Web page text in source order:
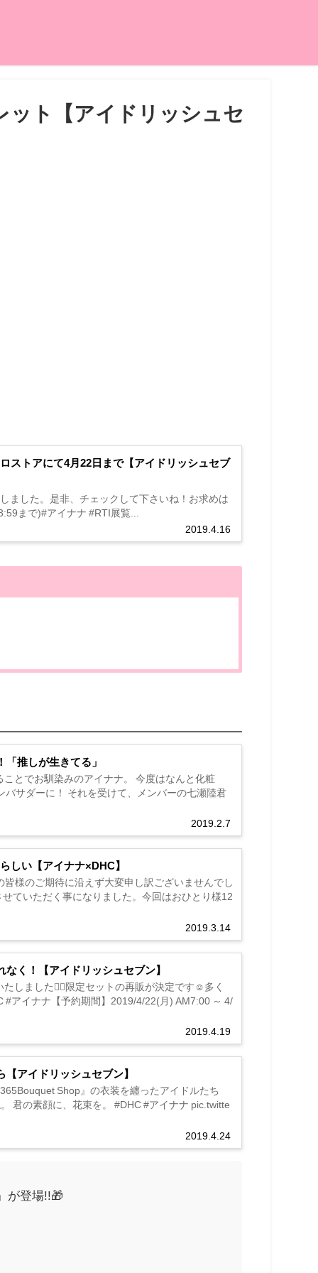
ット【アイドリッシュセ
ストアにて4月22日まで【アイドリッシュセブ
2019.4.16
ました。是非、チェックして下さいね！お求めは
まで)#アイナナ #RTI展覧...
推しが生きてる」
2019.2.7
とでお馴染みのアイナナ。 今度はなんと化粧
サダーに！ それを受けて、メンバーの七瀬陸君
しい【アイナナ×DHC】
2019.3.14
様のご期待に沿えず大変申し訳ございませんでし
ていただく事になりました。今回はおひとり様12
く！【アイドリッシュセブン】
2019.4.19
しました🙇‍♀️限定セットの再販が決定です☺️多く
アイナナ【予約期間】2019/4/22(月) AM7:00 ～ 4/
アイドリッシュセブン】
2019.4.24
Shop』の衣装を纏ったアイドルたち
君の素顔に、花束を。 #DHC #アイナナ pic.twitte
が登場!!🎁